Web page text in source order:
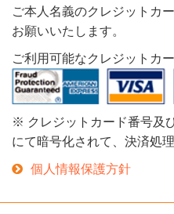
ご本人名義のクレジットカ
お願いいたします。
ご利用可能なクレジットカ
※ クレジットカード番号及
にて暗号化されて、決済処
個人情報保護方針